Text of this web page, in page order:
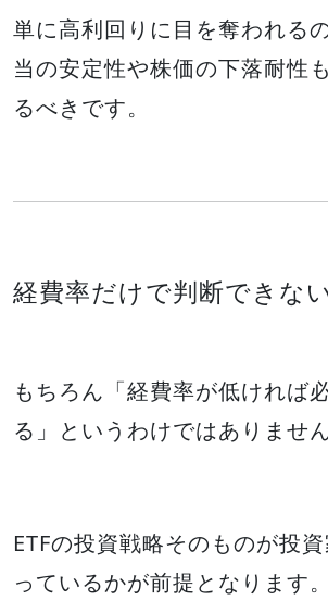
単に高利回りに目を奪われる
当の安定性や株価の下落耐性
るべきです。
経費率だけで判断できな
もちろん「経費率が低ければ
る」というわけではありません
ETFの投資戦略そのものが投
っているかが前提となります。